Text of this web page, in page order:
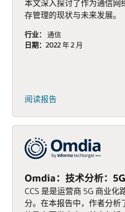
本文深入探讨了作为通信网
存管理的现状与未来发展。
行业：
通信
日期： 2022 年 2 月
阅读报告
(PDF)
Omdia：技术分析：
CCS 是是运营商 5G 商业化
分。在本报告中，作者分析